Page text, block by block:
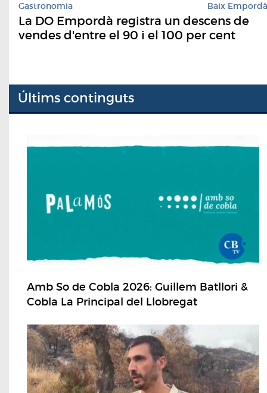
Gastronomia Baix Empordà
La DO Empordà registra un descens de
vendes d'entre el 90 i el 100 per cent
Últims continguts
Amb So de Cobla 2026: Guillem Batllori &
Cobla La Principal del Llobregat